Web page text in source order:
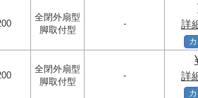
全閉外扇型
脚取付型
- 詳
全閉外扇型
脚取付型
- 詳